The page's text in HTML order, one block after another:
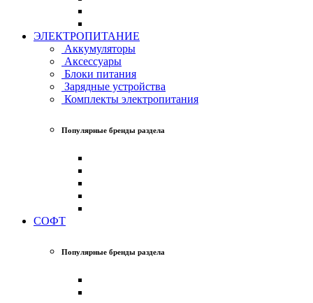
ЭЛЕКТРОПИТАНИЕ
Аккумуляторы
Аксессуары
Блоки питания
Зарядные устройства
Комплекты электропитания
Популярные бренды раздела
СОФТ
Популярные бренды раздела